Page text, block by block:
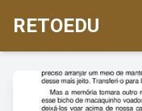
RETOEDU